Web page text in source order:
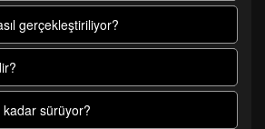
gerçekleştiriliyor?
sürüyor?